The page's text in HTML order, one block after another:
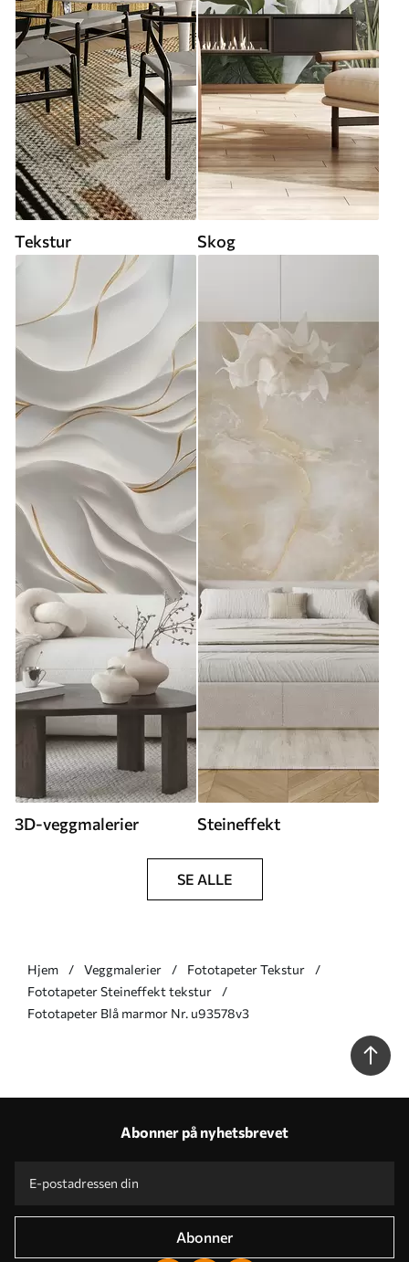
Tekstur Skog
3D-veggmalerier Steineffekt
SE ALLE
Hjem Veggmalerier
Fototapeter Tekstur
Fototapeter Steineffekt tekstur
Fototapeter Blå marmor Nr. u93578v3
Abonner på nyhetsbrevet
Abonner